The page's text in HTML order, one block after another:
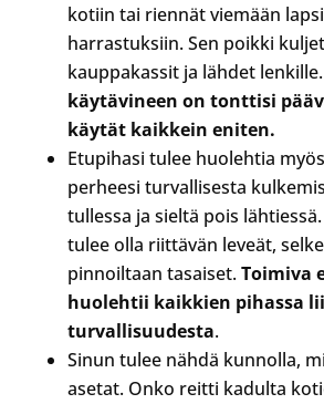
kotiin tai riennät viemään
harrastuksiin. Sen poikki
kauppakassit ja lähdet lenkille.
käytävineen on tonttisi
käytät kaikkein eniten.
Etupihasi tulee huolehtia
perheesi turvallisesta
tullessa ja sieltä pois
tulee olla riittävän leveät,
pinnoiltaan tasaiset.Toimiva
huolehtii kaikkien pihassa
turvallisuudesta.
Sinun tulee nähdä kunnolla,
asetat. Onko reitti kadulta